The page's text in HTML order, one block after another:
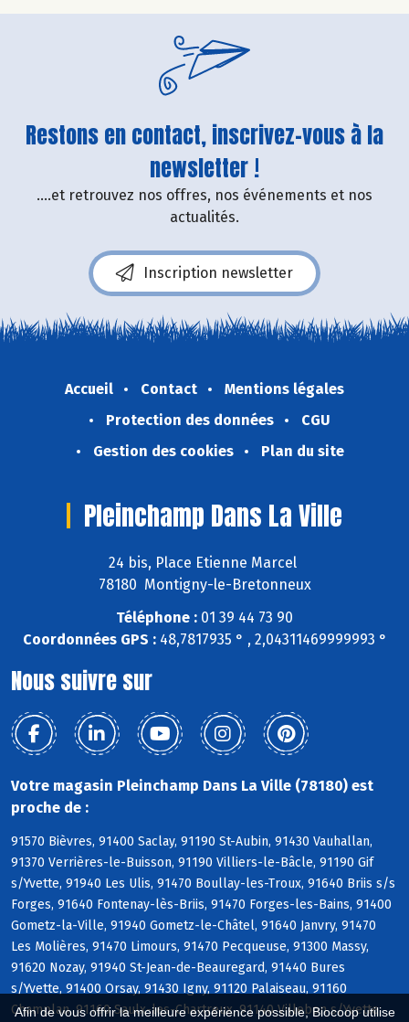
Afin de vous offrir la meilleure expérience possible, Biocoop utilise
Restons en contact, inscrivez-vous à la
newsletter !
....et retrouvez nos offres, nos événements et nos
actualités.
Inscription newsletter
Accueil Contact
Mentions légales
Protection des données
CGU
Gestion des cookies
Plan du site
Pleinchamp Dans La Ville
24 bis, Place Etienne Marcel
78180 Montigny-le-Bretonneux
Téléphone : 01 39 44 73 90
Coordonnées GPS :48,7817935 ° , 2,04311469999993 °
Nous suivre sur
Votre magasin Pleinchamp Dans La Ville (78180) est
proche de :
91570 Bièvres, 91400 Saclay, 91190 St-Aubin, 91430 Vauhallan,
91370 Verrières-le-Buisson, 91190 Villiers-le-Bâcle, 91190 Gif
s/Yvette, 91940 Les Ulis, 91470 Boullay-les-Troux, 91640 Briis s/s
Forges, 91640 Fontenay-lès-Briis, 91470 Forges-les-Bains, 91400
Gometz-la-Ville, 91940 Gometz-le-Châtel, 91640 Janvry, 91470
Les Molières, 91470 Limours, 91470 Pecqueuse, 91300 Massy,
91620 Nozay, 91940 St-Jean-de-Beauregard, 91440 Bures
s/Yvette, 91400 Orsay, 91430 Igny, 91120 Palaiseau, 91160
Champlan, 91160 Saulx-les-Chartreux, 91140 Villebon s/Yvette,